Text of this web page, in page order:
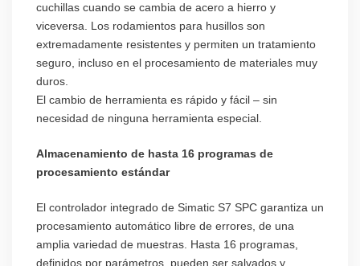
cuchillas cuando se cambia de acero a hierro y
viceversa. Los rodamientos para husillos son
extremadamente resistentes y permiten un tratamiento
seguro, incluso en el procesamiento de materiales muy
duros.
El cambio de herramienta es rápido y fácil – sin
necesidad de ninguna herramienta especial.
Almacenamiento de hasta 16 programas de
procesamiento estándar
El controlador integrado de Simatic S7 SPC garantiza un
procesamiento automático libre de errores, de una
amplia variedad de muestras. Hasta 16 programas,
definidos por parámetros, pueden ser salvados y